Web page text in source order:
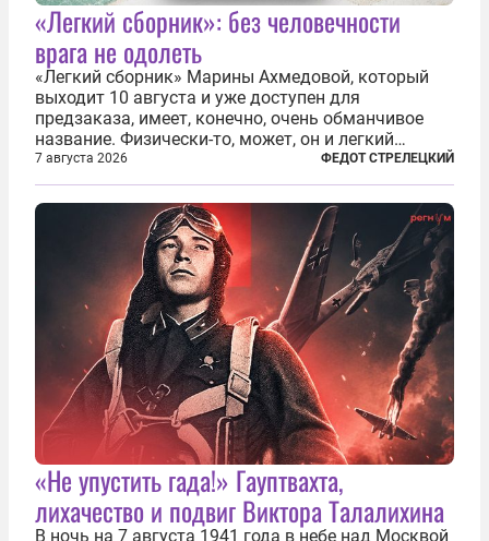
«Легкий сборник»: без человечности
врага не одолеть
«Легкий сборник» Марины Ахмедовой, который
выходит 10 августа и уже доступен для
предзаказа, имеет, конечно, очень обманчивое
название. Физически-то, может, он и легкий
относительно. Но метафизически —
безотносительно тяжелый. Десять рассказов,
каждый из которых напрямую или косвенно (в
основном —...
7 августа 2026 ФЕДОТ СТРЕЛЕЦКИЙ
«Не упустить гада!» Гауптвахта,
лихачество и подвиг Виктора Талалихина
В ночь на 7 августа 1941 года в небе над Москвой